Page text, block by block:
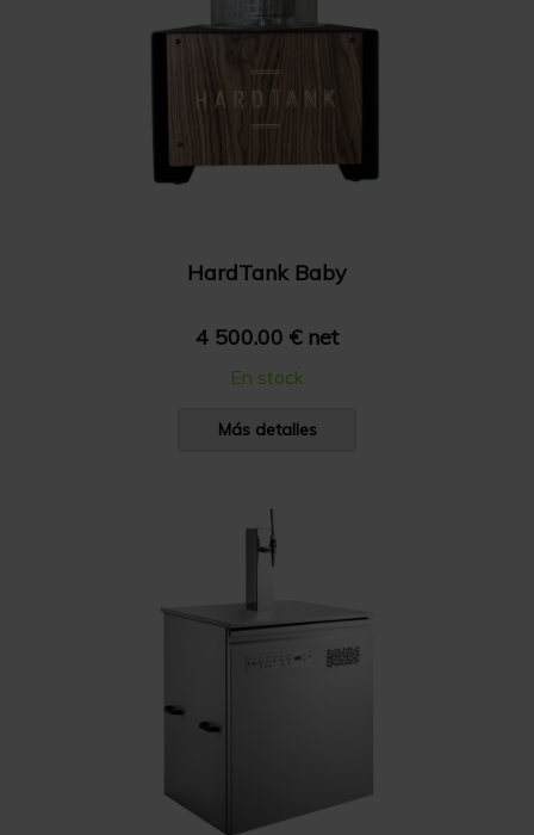
HardTank Baby
4 500.00 € net
En stock
Más detalles